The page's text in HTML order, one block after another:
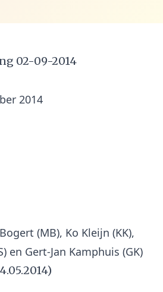
02-09-2014
2014
(MB), Ko Kleijn (KK),